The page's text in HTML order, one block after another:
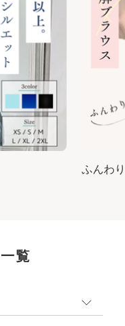
ふんわ
覧